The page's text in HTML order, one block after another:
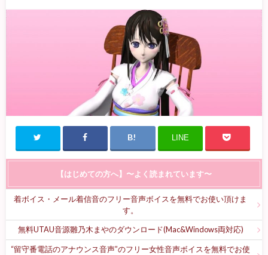
LINE
【はじめての方へ】〜よく読まれています〜
着ボイス・メール着信音のフリー音声ボイスを無料でお使い頂けま
す。
無料UTAU音源雛乃木まやのダウンロード(Mac&Windows両対応)
“留守番電話のアナウンス音声”のフリー女性音声ボイスを無料でお使